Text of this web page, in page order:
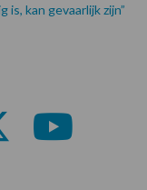
kan gevaarlijk zijn”